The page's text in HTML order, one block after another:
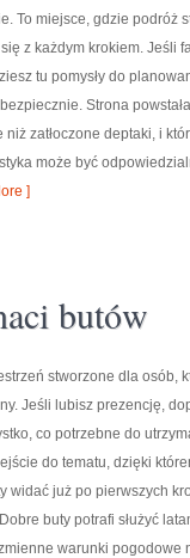
To miejsce, gdzie podróż
z każdym krokiem. Jeśli
tu pomysły do
Strona
zatłoczone deptaki, i
może być
]
butów
stworzone dla osób,
Jeśli lubisz prezencję,
co potrzebne do
do tematu, dzięki
widać już po pierwszych
buty potrafi służyć
warunki pogodowe